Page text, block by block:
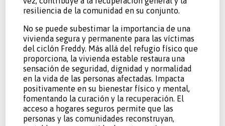
resiliencia de la comunidad en su conjunto.
No se puede subestimar la importancia de una
vivienda segura y permanente para las víctimas
del ciclón Freddy. Más allá del refugio físico que
proporciona, la vivienda estable restaura una
sensación de seguridad, dignidad y normalidad
en la vida de las personas afectadas. Impacta
positivamente en su bienestar físico y mental,
fomentando la curación y la recuperación. El
acceso a hogares seguros permite que las
personas y las comunidades reconstruyan,